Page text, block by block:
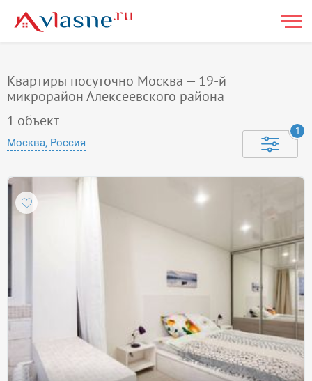
Квартиры посуточно Москва — 19-й
микрорайон Алексеевского района
1 объект
Москва, Россия
1